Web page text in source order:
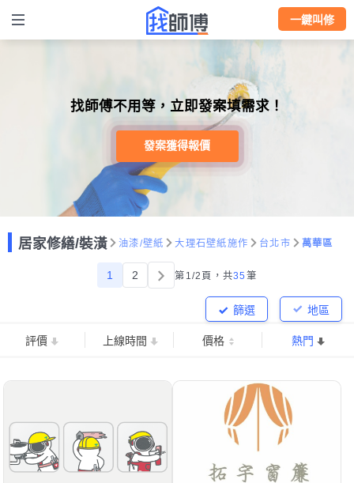
一鍵叫修
找師傅不用等，立即發案填需求！
發案獲得報價
居家修繕/裝潢 油漆/壁紙 大理石壁紙施作 台北市 萬華區
1 2 第1/2頁， 共35 筆
地區
篩選
評價 上線時間 價格 熱門